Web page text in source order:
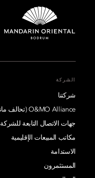
الشركة
شركتنا
O&MO Alliance (تحالف ماندارين وأوبروي)
جهات الاتصال التابعة للشركة
مكاتب المبيعات الإقليمية
الاستدامة
المستثمرون